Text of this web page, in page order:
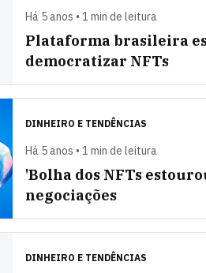
Há 5 anos • 1 min de leitura
Plataforma brasileira
democratizar NFTs
DINHEIRO E TENDÊNCIAS
Há 5 anos • 1 min de leitura
'Bolha dos NFTs
negociações
DINHEIRO E TENDÊNCIAS